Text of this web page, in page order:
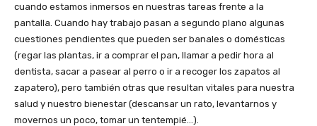
cuando estamos inmersos en nuestras tareas frente a la
pantalla. Cuando hay trabajo pasan a segundo plano algunas
cuestiones pendientes que pueden ser banales o domésticas
(regar las plantas, ir a comprar el pan, llamar a pedir hora al
dentista, sacar a pasear al perro o ir a recoger los zapatos al
zapatero), pero también otras que resultan vitales para nuestra
salud y nuestro bienestar (descansar un rato, levantarnos y
movernos un poco, tomar un tentempié…).